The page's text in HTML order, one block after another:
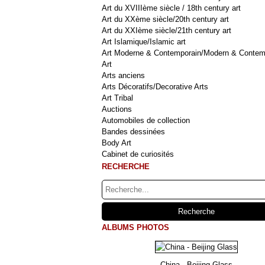
Art du XVIIIème siècle / 18th century art
Art du XXème siècle/20th century art
Art du XXIème siècle/21th century art
Art Islamique/Islamic art
Art Moderne & Contemporain/Modern &
Art
Arts anciens
Arts Décoratifs/Decorative Arts
Art Tribal
Auctions
Automobiles de collection
Bandes dessinées
Body Art
Cabinet de curiosités
RECHERCHE
ALBUMS PHOTOS